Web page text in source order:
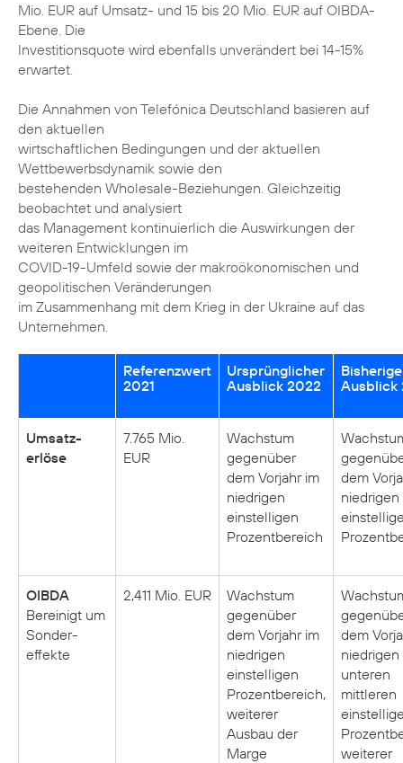
Mio. EUR auf Umsatz- und 15 bis 20 Mio. EUR auf OIBDA-
Ebene. Die
Investitionsquote wird ebenfalls unverändert bei 14-15%
erwartet.
Die Annahmen von Telefónica Deutschland basieren auf
den aktuellen
wirtschaftlichen Bedingungen und der aktuellen
Wettbewerbsdynamik sowie den
bestehenden Wholesale-Beziehungen. Gleichzeitig
beobachtet und analysiert
das Management kontinuierlich die Auswirkungen der
weiteren Entwicklungen im
COVID-19-Umfeld sowie der makroökonomischen und
geopolitischen Veränderungen
im Zusammenhang mit dem Krieg in der Ukraine auf das
Unternehmen.
Referenzwert
2021
Ursprünglicher
Ausblick 2022
Ausblick
Umsatz­
erlöse
7.765 Mio.
EUR
Wachstum
gegenüber
dem Vorjahr im
niedrigen
einstelligen
Prozentbereich
dem
niedrigen
OIBDA
Bereinigt um
Sonder­
effekte
2,411 Mio. EUR
Wachstum
gegenüber
dem Vorjahr im
niedrigen
einstelligen
Prozentbereich,
weiterer
Ausbau der
Marge
dem
niedrigen
unteren
mittleren
weiterer